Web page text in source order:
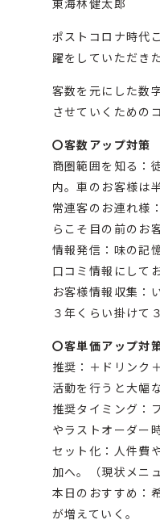
東海林健太郎
ポストコロナ時代
躍をしていただき
客数を元にした数
させていくための
〇客数アップ対策
商圏範囲を知る：
内。車のお客様は
常連客のお連れ様
らこそ目の前のお
情報発信：味の記
口コミ情報にしてお
お客様情報収集：
３年くらい掛けて
〇客単価アップ対
推奨：＋ドリンク
活動を行うと大幅
推奨タイミング：
やラストオーダー
セット化：人件費
加へ。（現状メニ
本日のおすすめ：
が増えていく。